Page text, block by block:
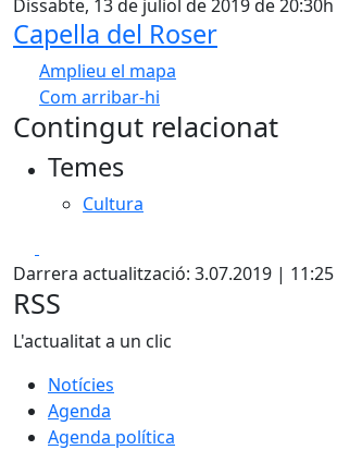
Dissabte, 13 de juliol de 2019 de 20:30h
Capella del Roser
Amplieu el mapa
Com arribar-hi
+
Contingut relacionat
Temes
Cultura
Darrera actualització: 3.07.2019 | 11:25
RSS
L'actualitat a un clic
Notícies
Agenda
Agenda política